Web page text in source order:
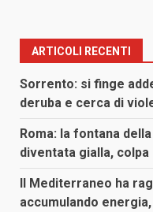
ARTICOLI RECENTI
Sorrento: si finge
deruba e cerca di
Roma: la fontana
diventata gialla,
Il Mediterraneo ha
accumulando